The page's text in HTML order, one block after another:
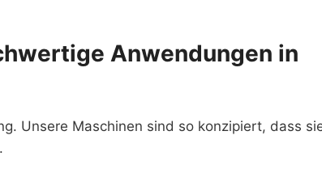
Anwendungen in
Unsere Maschinen sind so konzipiert, dass